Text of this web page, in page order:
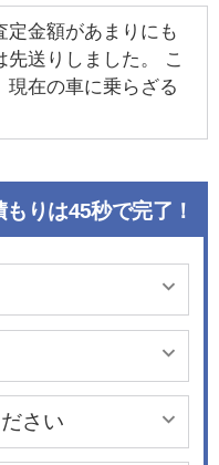
定金額があまりにも
送りしました。 こ
現在の車に乗らざる
りは45秒で完了！